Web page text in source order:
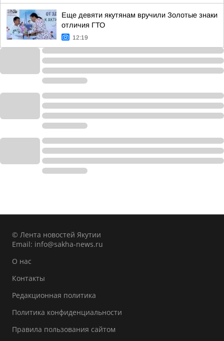
Еще девяти якутянам вручили Золотые знаки
отличия ГТО
12:19
© Лента новостей Якутии
Email: info@sakha-news.ru
О нас
Контакты
Редакционная политика
Политика конфиденциальности
Правила пользования сайтом